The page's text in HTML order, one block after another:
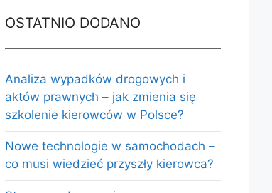
OSTATNIO DODANO
Analiza wypadków drogowych i
aktów prawnych – jak zmienia się
szkolenie kierowców w Polsce?
Nowe technologie w samochodach –
co musi wiedzieć przyszły kierowca?